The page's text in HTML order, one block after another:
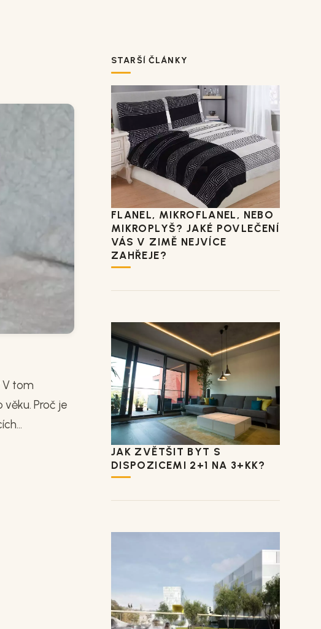
V tom
Proč je
STARŠÍ ČLÁNKY
FLANEL, MIKROFLANEL, NEBO
MIKROPLYŠ? JAKÉ POVLEČENÍ
VÁS V ZIMĚ NEJVÍCE
ZAHŘEJE?
JAK ZVĚTŠIT BYT S
DISPOZICEMI 2+1 NA 3+KK?